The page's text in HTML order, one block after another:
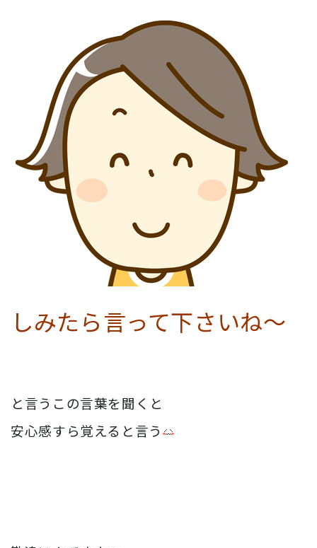
しみたら言って下さいね〜
と言うこの言葉を聞くと
安心感すら覚えると言う